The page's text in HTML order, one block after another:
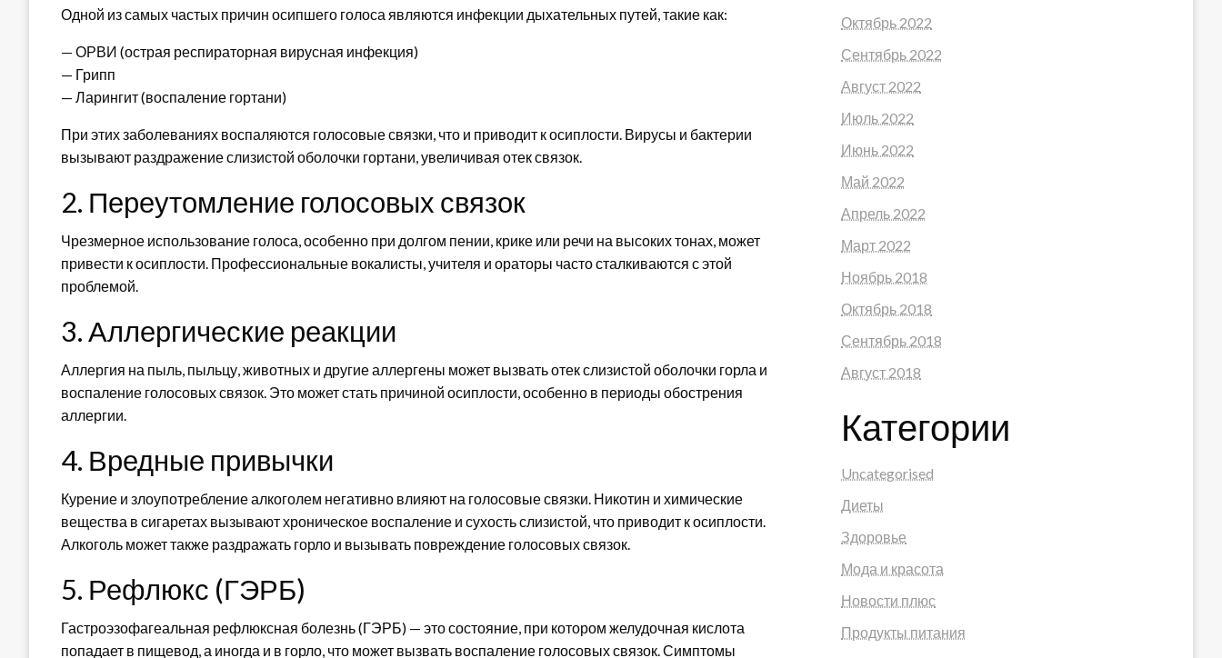
Одной из самых частых причин осипшего голоса являются инфекции дыхательных путей, такие как:
— ОРВИ (острая респираторная вирусная инфекция)
— Грипп
— Ларингит (воспаление гортани)
При этих заболеваниях воспаляются голосовые связки, что и приводит к осиплости. Вирусы и бактерии
вызывают раздражение слизистой оболочки гортани, увеличивая отек связок.
2. Переутомление голосовых связок
Чрезмерное использование голоса, особенно при долгом пении, крике или речи на высоких тонах, может
привести к осиплости. Профессиональные вокалисты, учителя и ораторы часто сталкиваются с этой
проблемой.
3. Аллергические реакции
Аллергия на пыль, пыльцу, животных и другие аллергены может вызвать отек слизистой оболочки горла и
воспаление голосовых связок. Это может стать причиной осиплости, особенно в периоды обострения
аллергии.
4. Вредные привычки
Курение и злоупотребление алкоголем негативно влияют на голосовые связки. Никотин и химические
вещества в сигаретах вызывают хроническое воспаление и сухость слизистой, что приводит к осиплости.
Алкоголь может также раздражать горло и вызывать повреждение голосовых связок.
5. Рефлюкс (ГЭРБ)
Гастроэзофагеальная рефлюксная болезнь (ГЭРБ) — это состояние, при котором желудочная кислота
попадает в пищевод, а иногда и в горло, что может вызвать воспаление голосовых связок. Симптомы
Октябрь 2022
Сентябрь 2022
Август 2022
Июль 2022
Июнь 2022
Май 2022
Апрель 2022
Март 2022
Ноябрь 2018
Октябрь 2018
Сентябрь 2018
Август 2018
Категории
Uncategorised
Диеты
Здоровье
Мода и красота
Новости плюс
Продукты питания